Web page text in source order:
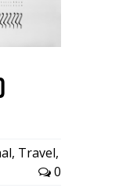
, Travel,
0